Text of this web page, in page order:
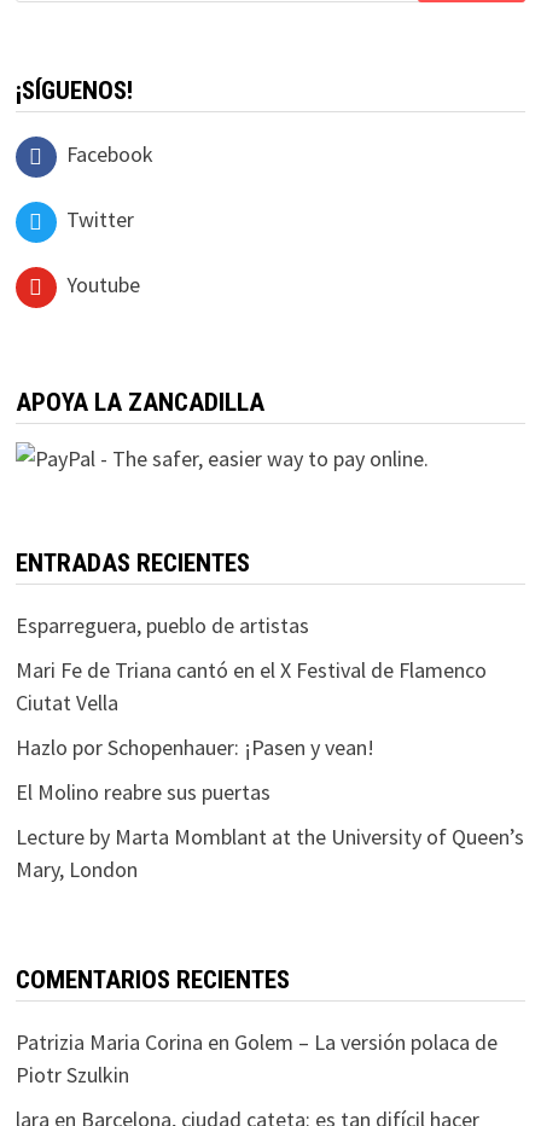
¡SÍGUENOS!
Facebook
Twitter
Youtube
APOYA LA ZANCADILLA
ENTRADAS RECIENTES
Esparreguera, pueblo de artistas
Mari Fe de Triana cantó en el X Festival de Flamenco
Ciutat Vella
Hazlo por Schopenhauer: ¡Pasen y vean!
El Molino reabre sus puertas
Lecture by Marta Momblant at the University of Queen’s
Mary, London
COMENTARIOS RECIENTES
Patrizia Maria Corina en Golem – La versión polaca de
Piotr Szulkin
lara en Barcelona, ciudad cateta: es tan difícil hacer